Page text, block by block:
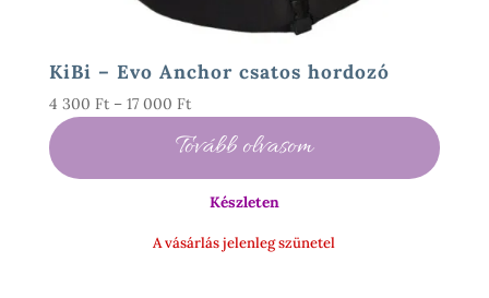
KiBi – Evo Anchor csatos hordozó
4 300 Ft – 17 000 FtÁrtartomány:
300 Ft
-
Tovább olvasom
Készleten
A vásárlás jelenleg szünetel